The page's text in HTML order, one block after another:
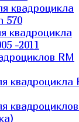
квадроцикла
570
квадроцикла
-2011
RM
квадроцикла